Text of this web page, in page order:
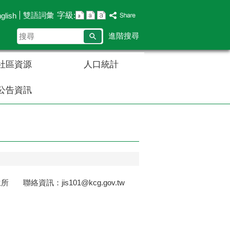
雙語詞彙 字級:
搜
尋
進階搜尋
區資源 人口統計
告資訊
所 聯絡資訊：jis101@kcg.gov.tw